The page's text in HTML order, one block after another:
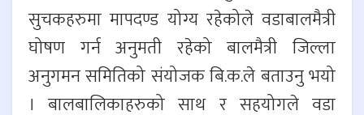
सुचकहरुमा मापदण्ड योग्य रहेकोले वडाबालमैत्री
घोषण गर्न अनुमती रहेको बालमैत्री जिल्ला
अनुगमन समितिको संयोजक बि.क.ले बताउनु भयो
। बालबालिकाहरुको साथ र सहयोगले वडा